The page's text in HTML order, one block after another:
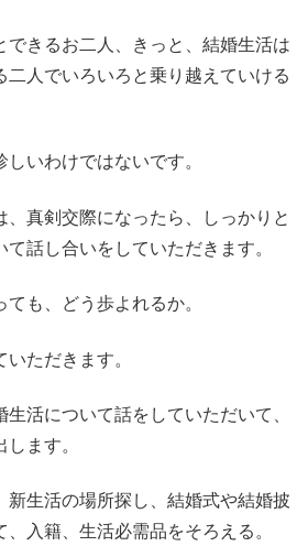
できるお二人、きっと、結婚生活は
二人でいろいろと乗り越えていける
いわけではないです。
、真剣交際になったら、しっかりと
話し合いをしていただきます。
も、どう歩よれるか。
ただきます。
活について話をしていただいて、
ます。
新生活の場所探し、結婚式や結婚披
入籍、生活必需品をそろえる。